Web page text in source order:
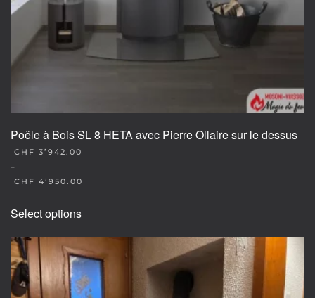
Poêle à Bois SL 8 HETA avec Pierre Ollaire sur le dessus
CHF 3’942.00
–
CHF 4’950.00
Select optionsproduct
has
multiple
variants.
The